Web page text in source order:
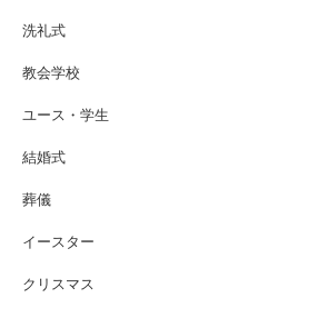
洗礼式
教会学校
ユース・学生
結婚式
葬儀
イースター
クリスマス